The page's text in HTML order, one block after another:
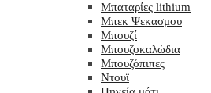
Μπαταρίες lithium
Μπεκ Ψεκασμου
Μπουζί
Μπουζοκαλώδια
Μπουζόπιπες
Ντουϊ